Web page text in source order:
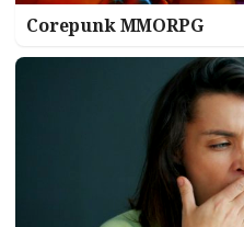
Corepunk MMORPG